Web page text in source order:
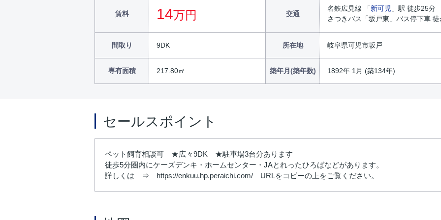
賃料 14万円 交通
名鉄広見線 「新可児 」駅 徒歩25分
さつきバス「坂戸東」バス停下車
間取り 9DK 所在地 岐阜県可児市坂戸
専有面積 217.80㎡ 築年月(築年数) 1892年 1月 (築134年)
セールスポイント
ペット飼育相談可 ★広々9DK ★駐車場3台分あります
徒歩5分圏内にケーズデンキ・ホームセンター・JAとれったひろばなどがあります。
詳しくは ⇒ https://enkuu.hp.peraichi.com/ URLをコピーの上をご覧ください。